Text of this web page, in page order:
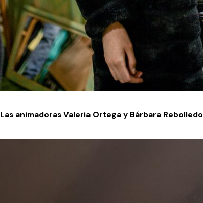
Las animadoras Valeria Ortega y Bárbara Rebolledo